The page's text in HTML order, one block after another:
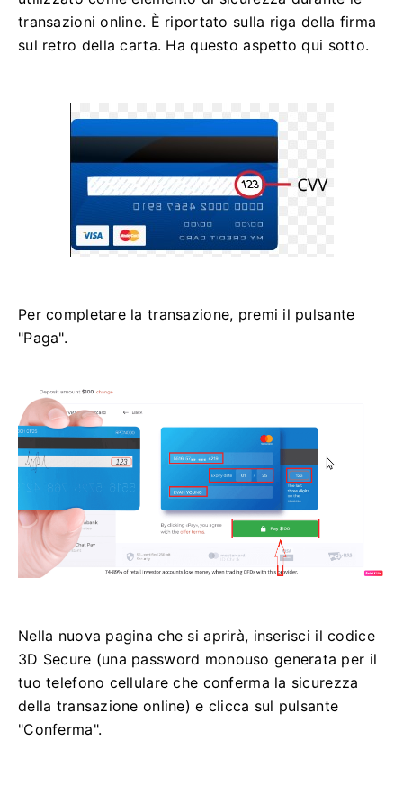
transazioni online. È riportato sulla riga della firma
sul retro della carta. Ha questo aspetto qui sotto.
Per completare la transazione, premi il pulsante
"Paga".
Nella nuova pagina che si aprirà, inserisci il codice
3D Secure (una password monouso generata per il
tuo telefono cellulare che conferma la sicurezza
della transazione online) e clicca sul pulsante
"Conferma".